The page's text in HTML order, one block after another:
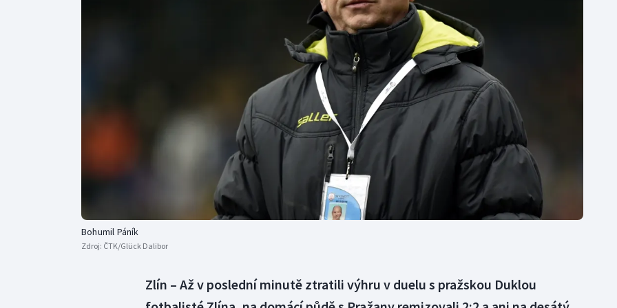
Futsal
Golf
Gymnastika
Moderní pětiboj
Motorsport
Olympijské hry
Parasport
Plavání
Plážový volejbal
Volejbal
Ostatní
Bohumil Páník
Zdroj: ČTK/Glück Dalibor
Zlín – Až v poslední minutě ztratili výhru v duelu s pražskou Duklou